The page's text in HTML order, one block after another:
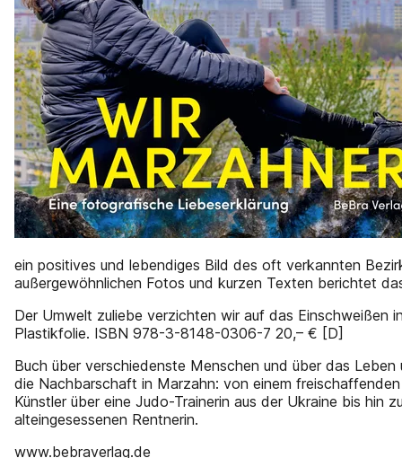
ein positives und lebendiges Bild des oft verkannten
außergewöhnlichen Fotos und kurzen Texten berichtet
Der Umwelt zuliebe verzichten wir auf das Einschweißen
Plastikfolie. ISBN 978-3-8148-0306-7 20,– € [D]
Buch über verschiedenste Menschen und über das Leben
die Nachbarschaft in Marzahn: von einem freischaffenden
Künstler über eine Judo-Trainerin aus der Ukraine bis hin
alteingesessenen Rentnerin.
www.bebraverlag.de